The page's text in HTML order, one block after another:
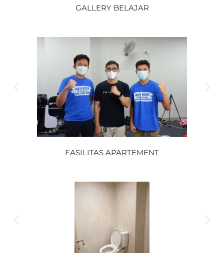
GALLERY BELAJAR
FASILITAS APARTEMENT